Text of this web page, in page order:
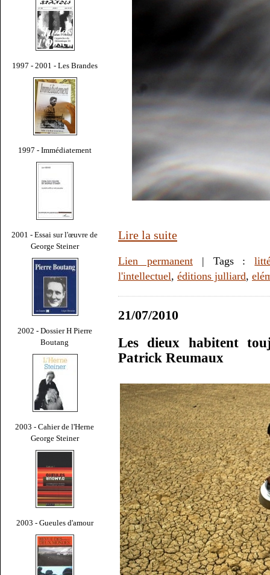
1997 - 2001 - Les Brandes
1997 - Immédiatement
2001 - Essai sur l'œuvre de
George Steiner
2002 - Dossier H Pierre
Boutang
2003 - Cahier de l'Herne
George Steiner
2003 - Gueules d'amour
Lire la suite
Lien permanent| Tags :
l'intellectuel, éditions julliard,
21/07/2010
Les dieux habitent
Patrick Reumaux